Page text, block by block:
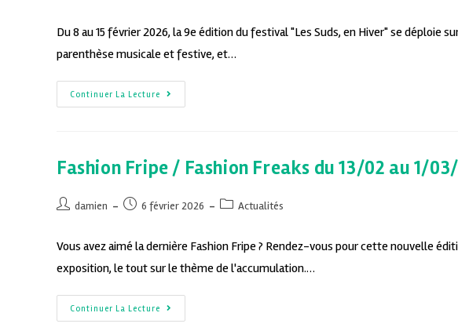
Du 8 au 15 février 2026, la 9e édition du festival "Les Suds, en Hiver"​​​​​​ se déploie
parenthèse musicale et festive, et…
Continuer La Lecture
Fashion Fripe / Fashion Freaks du 13/02 au 1/
damien 6 février 2026 Actualités
Vous avez aimé la dernière Fashion Fripe ? Rendez-vous pour cette nouvelle
exposition, le tout sur le thème de l'accumulation.…
Continuer La Lecture